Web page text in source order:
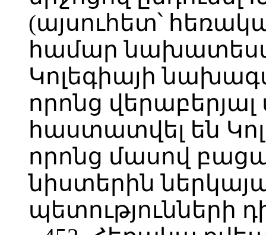
(այսուհետ՝
համար
Կոլեգիայի
որոնց
հաստատվել են
որոնց մասով
նիստերին
պետությունների